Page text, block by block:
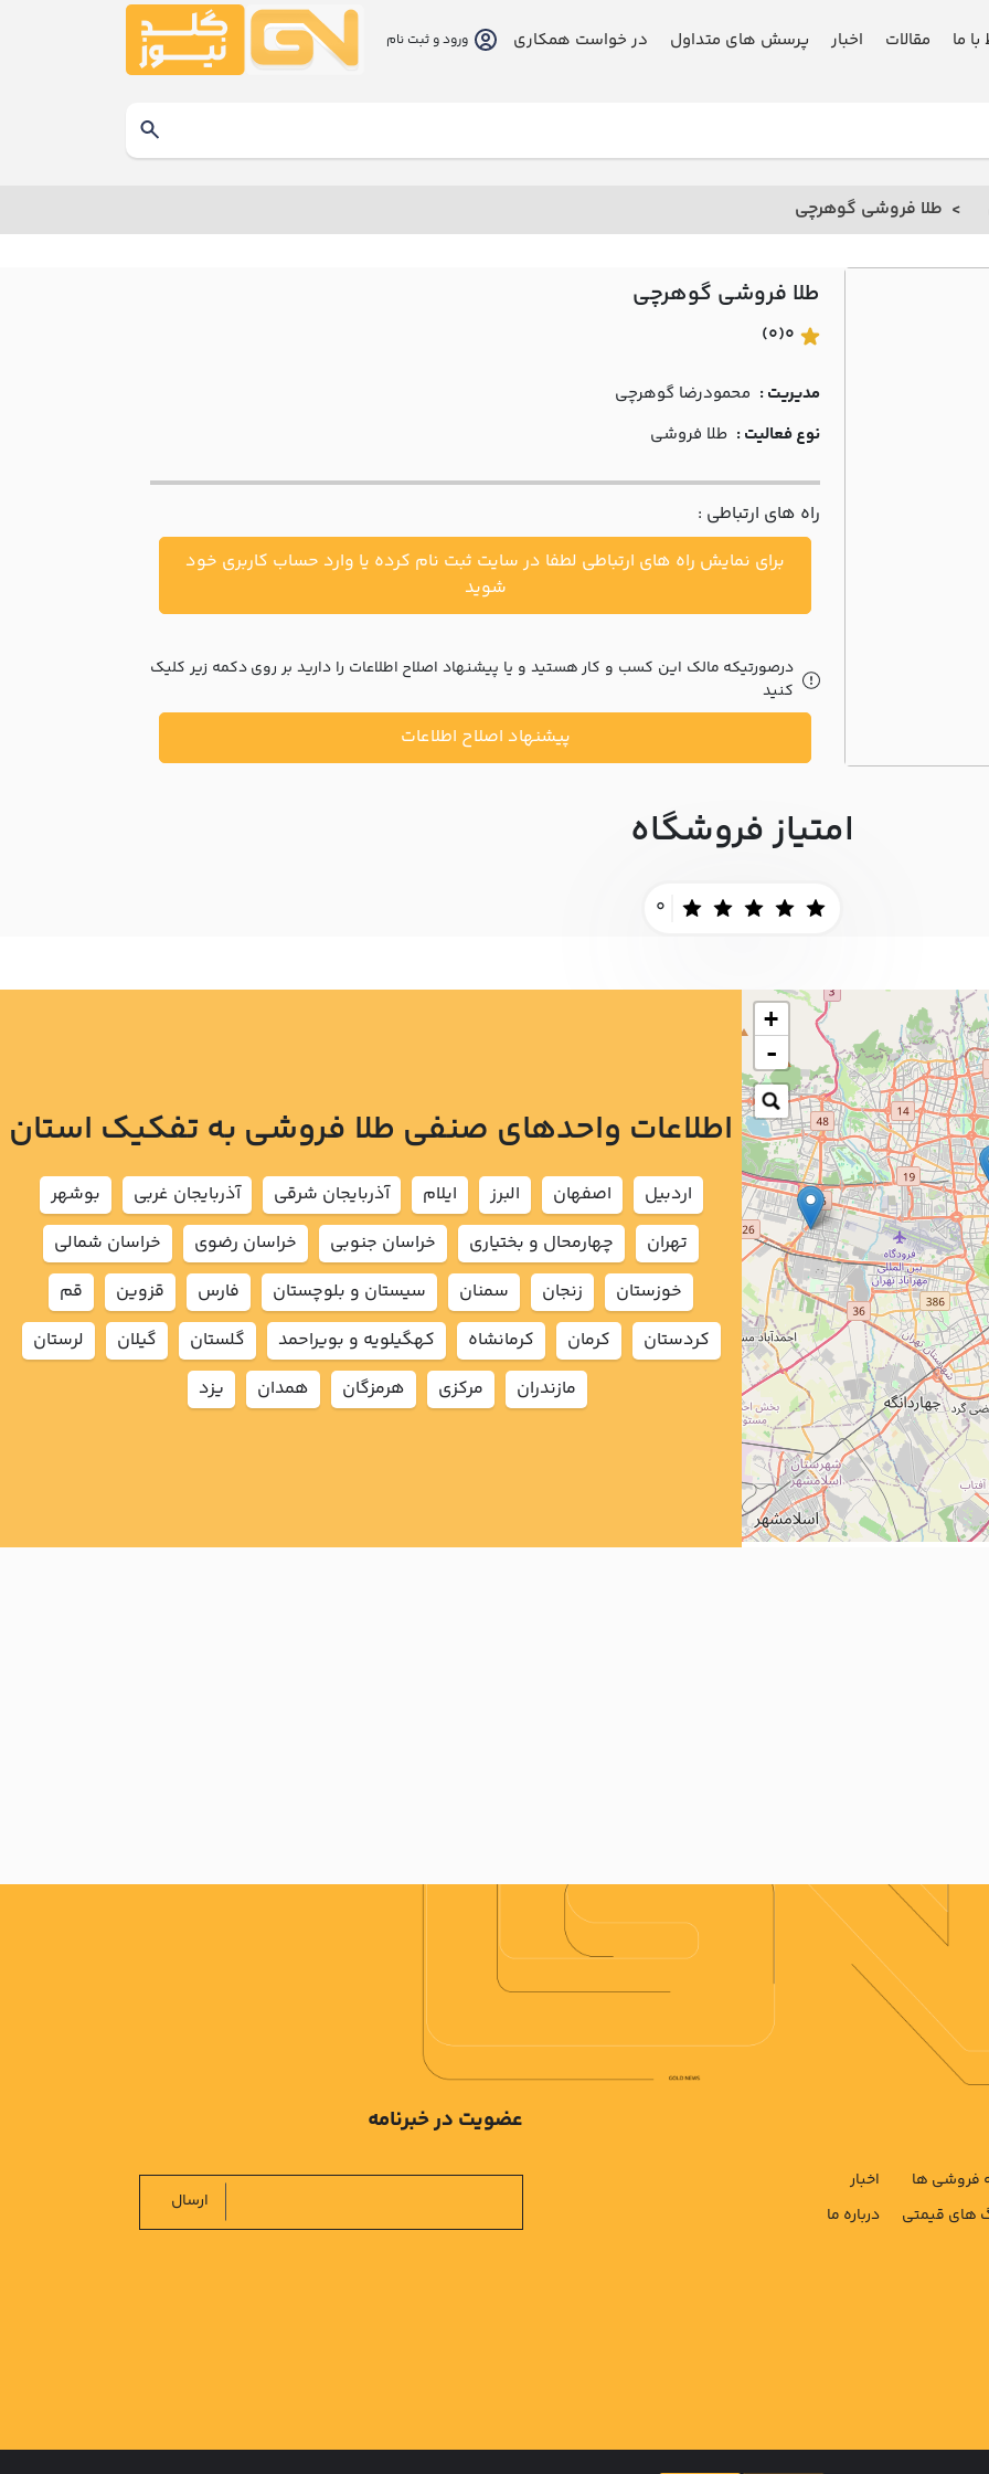
با ما مقالات اخبار پرسش های متداول در خواست همکاری ورود و ثبت نام
طلا فروشی گوهرچي
طلا فروشی گوهرچي
0
(0)
مدیریت : محمودرضا گوهرچي
نوع فعالیت : طلا فروشی
راه های ارتباطی :
برای نمایش راه های ارتباطی لطفا در سایت ثبت نام کرده یا وارد حساب کاربری خود
شوید
درصورتیکه مالک این کسب و کار هستید و یا پیشنهاد اصلاح اطلاعات را دارید بر روی دکمه زیر کلیک
کنید
پیشنهاد اصلاح اطلاعات
امتیاز فروشگاه
0
+
-
اطلاعات واحدهای صنفی طلا فروشی به تفکیک استان
اردبيل اصفهان البرز ايلام آذربايجان شرقي آذربايجان غربي
بوشهر
تهران
چهارمحال و بختياري خراسان جنوبي خراسان رضوي
خراسان شمالي
خوزستان
زنجان سمنان سيستان و بلوچستان فارس قزوين
قم
كردستان
كرمان كرمانشاه كهگيلويه و بويراحمد گلستان گيلان
لرستان
مازندران
مركزي هرمزگان همدان يزد
فروشی ها
های قیمتی
اخبار
درباره ما
عضویت در خبرنامه
ارسال